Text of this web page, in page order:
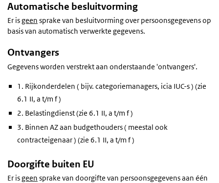
Automatische besluitvorming
Er isgeen sprake van besluitvorming over persoonsgegevens op
basis van automatisch verwerkte gegevens.
Ontvangers
Gegevens worden verstrekt aan onderstaande 'ontvangers'.
1. Rijkonderdelen ( bijv. categoriemanagers, icia IUC-s ) (zie
6.1 II, a t/m f )
2. Belastingdienst (zie 6.1 II, a t/m f )
3. Binnen AZ aan budgethouders ( meestal ook
contracteigenaar ) (zie 6.1 II, a t/m f )
Doorgifte buiten EU
Er isgeen sprake van doorgifte van persoonsgegevens aan één